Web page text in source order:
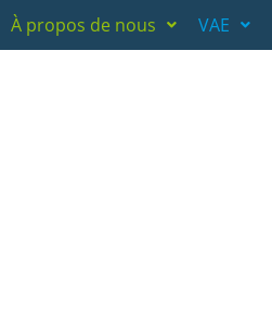
À propos de nous VAE